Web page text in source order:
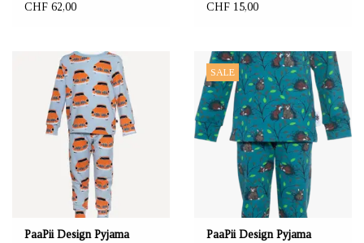
CHF 62,00
CHF 15,00
PaaPii Design Pyjama
SALE
PaaPii Design Pyjama